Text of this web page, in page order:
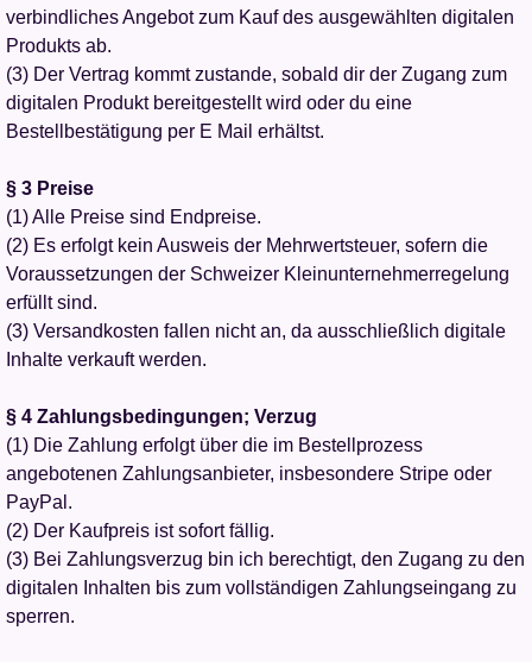
verbindliches Angebot zum Kauf des ausgewählten digitalen
Produkts ab.
(3) Der Vertrag kommt zustande, sobald dir der Zugang zum
digitalen Produkt bereitgestellt wird oder du eine
Bestellbestätigung per E Mail erhältst.
§ 3 Preise
(1) Alle Preise sind Endpreise.
(2) Es erfolgt kein Ausweis der Mehrwertsteuer, sofern die
Voraussetzungen der Schweizer Kleinunternehmerregelung
erfüllt sind.
(3) Versandkosten fallen nicht an, da ausschließlich digitale
Inhalte verkauft werden.
§ 4 Zahlungsbedingungen; Verzug
(1) Die Zahlung erfolgt über die im Bestellprozess
angebotenen Zahlungsanbieter, insbesondere Stripe oder
PayPal.
(2) Der Kaufpreis ist sofort fällig.
(3) Bei Zahlungsverzug bin ich berechtigt, den Zugang zu den
digitalen Inhalten bis zum vollständigen Zahlungseingang zu
sperren.